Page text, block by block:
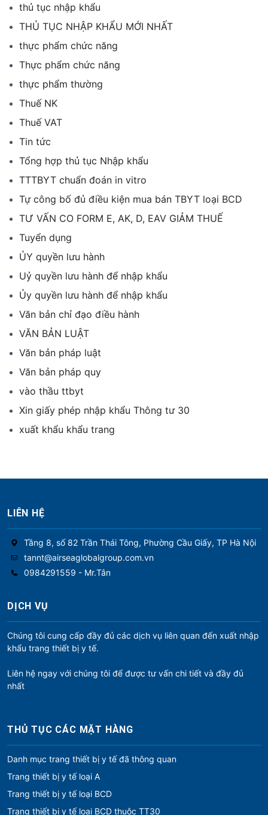
thủ tục nhập khẩu
THỦ TỤC NHẬP KHẨU MỚI NHẤT
thực phẩm chức năng
Thực phẩm chức năng
thực phẩm thường
Thuế NK
Thuế VAT
Tin tức
Tổng hợp thủ tục Nhập khẩu
TTTBYT chuẩn đoán in vitro
Tự công bố đủ điều kiện mua bán TBYT loại BCD
TƯ VẤN CO FORM E, AK, D, EAV GIẢM THUẾ
Tuyển dụng
ỦY quyền lưu hành
Uỷ quyền lưu hành để nhập khẩu
Ủy quyền lưu hành để nhập khẩu
Văn bản chỉ đạo điều hành
VĂN BẢN LUẬT
Văn bản pháp luật
Văn bản pháp quy
vào thầu ttbyt
Xin giấy phép nhập khẩu Thông tư 30
xuất khẩu khẩu trang
LIÊN HỆ
Tầng 8, số 82 Trần Thái Tông, Phường Cầu Giấy, TP Hà Nội
tannt@airseaglobalgroup.com.vn
0984291559 - Mr.Tân
DỊCH VỤ
Chúng tôi cung cấp đầy đủ các dịch vụ liên quan đến xuất nhập
khẩu trang thiết bị y tế.
Liên hệ ngay với chúng tôi để được tư vấn chi tiết và đầy đủ
nhất
THỦ TỤC CÁC MẶT HÀNG
Danh mục trang thiết bị y tế đã thông quan
Trang thiết bị y tế loại A
Trang thiết bị y tế loại BCD
Trang thiết bị y tế loại BCD thuộc TT30